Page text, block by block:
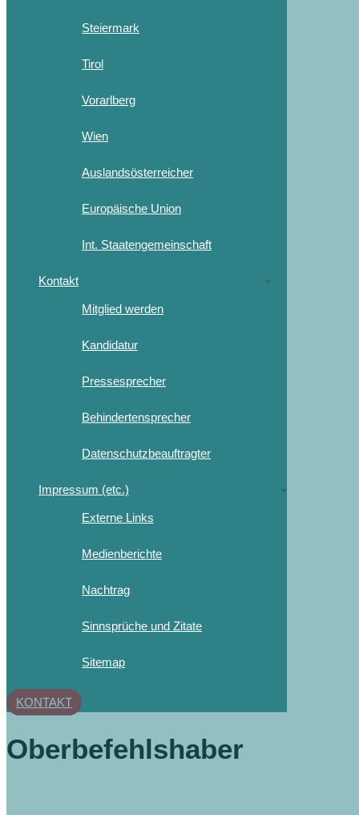
Steiermark
Tirol
Vorarlberg
Wien
Auslandsösterreicher
Europäische Union
Int. Staatengemeinschaft
Kontakt
Mitglied werden
Kandidatur
Pressesprecher
Behindertensprecher
Datenschutzbeauftragter
Impressum (etc.)
Externe Links
Medienberichte
Nachtrag
Sinnsprüche und Zitate
Sitemap
KONTAKT
Oberbefehlshaber